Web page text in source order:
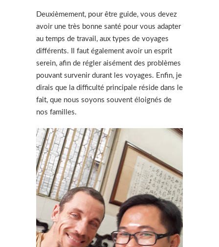
Deuxièmement, pour être guide, vous devez
avoir une très bonne santé pour vous adapter
au temps de travail, aux types de voyages
différents. Il faut également avoir un esprit
serein, afin de régler aisément des problèmes
pouvant survenir durant les voyages. Enfin, je
dirais que la difficulté principale réside dans le
fait, que nous soyons souvent éloignés de
nos familles.